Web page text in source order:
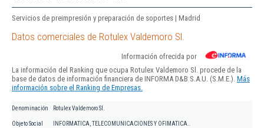
Servicios de preimpresión y preparación de soportes | Madrid
Datos comerciales de Rotulex Valdemoro Sl.
Información ofrecida por
La información del Ranking que ocupa Rotulex Valdemoro Sl. procede de la
base de datos de información financiera de INFORMA D&B S.A.U. (S.M.E.). Más
información sobre el Ranking de Empresas.
Denominación Rotulex Valdemoro Sl.
Objeto Social INFORMATICA, TELECOMUNICACIONES Y OFIMATICA..